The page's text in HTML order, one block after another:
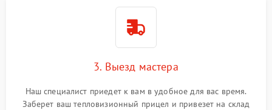
3. Выезд мастера
Наш специалист приедет к вам в удобное для вас время.
Заберет ваш тепловизионный прицел и привезет на склад